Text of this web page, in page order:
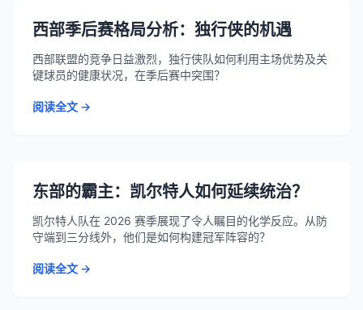
西部季后赛格局分析：独行侠的机遇
西部联盟的竞争日益激烈，独行侠队如何利用主场优势及关
键球员的健康状况，在季后赛中突围？
阅读全文 →
东部的霸主：凯尔特人如何延续统治？
凯尔特人队在 2026 赛季展现了令人瞩目的化学反应。从防
守端到三分线外，他们是如何构建冠军阵容的？
阅读全文 →